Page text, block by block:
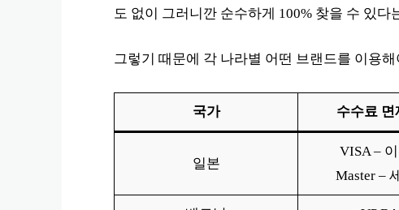
도 없이 그러니깐 순수하게 100% 찾을 수 있다
그렇기 때문에 각 나라별 어떤 브랜드를 이용
국가 수수료
일본
VISA –
Master –